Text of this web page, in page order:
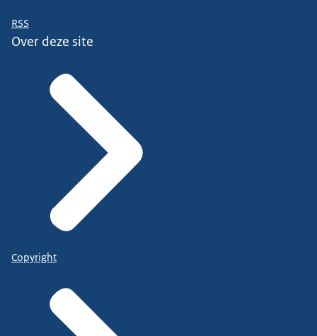
RSS
Over deze site
Copyright